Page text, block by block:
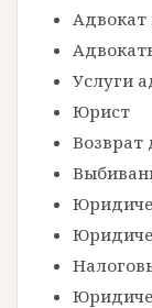
Услуги
Юрист
Возврат